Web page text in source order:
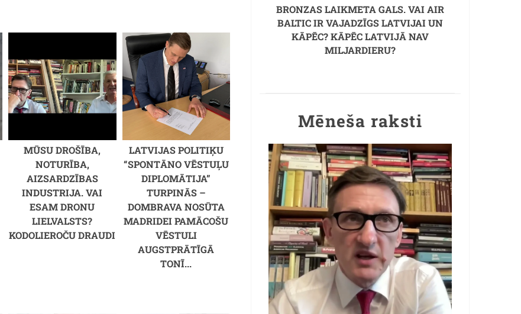
MŪSU DROŠĪBA,
NOTURĪBA,
AIZSARDZĪBAS
INDUSTRIJA. VAI
ESAM DRONU
LIELVALSTS?
KODOLIEROČU DRAUDI
LATVIJAS POLITIĶU
“SPONTĀNO VĒSTUĻU
DIPLOMĀTIJA”
TURPINĀS –
DOMBRAVA NOSŪTA
MADRIDEI PAMĀCOŠU
VĒSTULI
AUGSTPRĀTĪGĀ
TONĪ...
BRONZAS LAIKMETA GALS. VAI AIR
BALTIC IR VAJADZĪGS LATVIJAI UN
KĀPĒC? KĀPĒC LATVIJĀ NAV
MILJARDIERU?
Mēneša raksti